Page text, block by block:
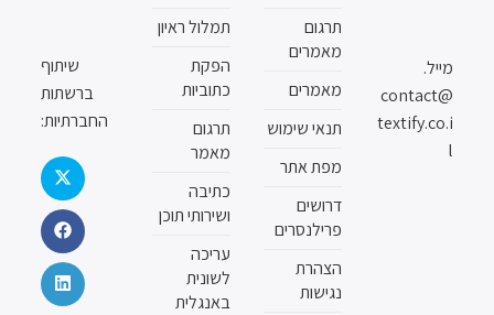
מייל.
contact@
textify.co.i
l
תרגום
מאמרים
מאמרים
תנאי שימוש
מפת אתר
דרושים
פרילנסרים
הצהרת
נגישות
תמלול ראיון
הפקת
כתוביות
תרגום
מאמר
כתיבה
ושירותי תוכן
עריכה
לשונית
באנגלית
שיתוף
ברשתות
החברתיות: